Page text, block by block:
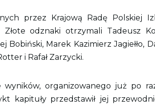
przez Krajową Radę Polskiej
odznaki otrzymali Tadeusz
Marek Kazimierz Jagiełło,
i Rafał Zarzycki.
organizowanego już po
kapituły przedstawił jej